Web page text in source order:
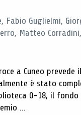
Fabio Guglielmi,
Matteo Corradini,
a Cuneo prevede il
è stato
0-18, il fondo
...